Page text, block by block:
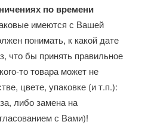
по времени
имеются с Вашей
понимать, к какой дате
что бы принять правильное
то товара может не
цвете, упаковке (и т.п.):
либо замена на
с Вами)!